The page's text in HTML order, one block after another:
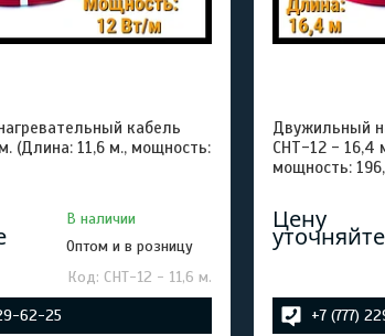
кабель
(Длина: 11,6 м., мощность:
В наличии
Оптом и в розницу
СНТ-12 - 11,6 м.
62-25
Двужильный
СНТ-12 - 16,4
мощность:
Цену
уточняйте
+7 (777)